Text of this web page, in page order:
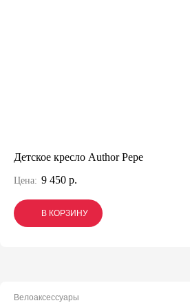
Детское кресло Author Pepe
Цена: 9 450 р.
В КОРЗИНУ
В КОРЗИНУ
В КОРЗИНУ
Велоаксессуары